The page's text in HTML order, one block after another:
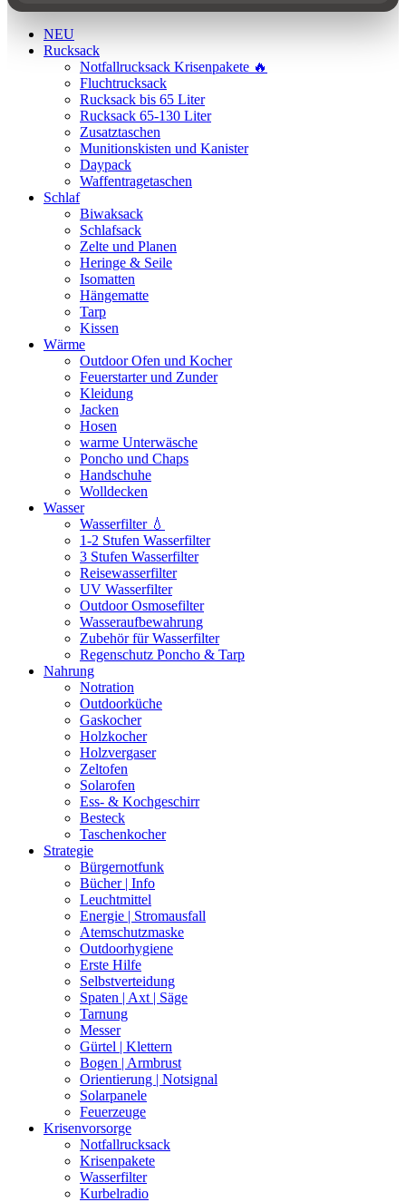
NEU
Rucksack
Notfallrucksack Krisenpakete 🔥
Fluchtrucksack
Rucksack bis 65 Liter
Rucksack 65-130 Liter
Zusatztaschen
Munitionskisten und Kanister
Daypack
Waffentragetaschen
Schlaf
Biwaksack
Schlafsack
Zelte und Planen
Heringe & Seile
Isomatten
Hängematte
Tarp
Kissen
Wärme
Outdoor Ofen und Kocher
Feuerstarter und Zunder
Kleidung
Jacken
Hosen
warme Unterwäsche
Poncho und Chaps
Handschuhe
Wolldecken
Wasser
Wasserfilter 💧
1-2 Stufen Wasserfilter
3 Stufen Wasserfilter
Reisewasserfilter
UV Wasserfilter
Outdoor Osmosefilter
Wasseraufbewahrung
Zubehör für Wasserfilter
Regenschutz Poncho & Tarp
Nahrung
Notration
Outdoorküche
Gaskocher
Holzkocher
Holzvergaser
Zeltofen
Solarofen
Ess- & Kochgeschirr
Besteck
Taschenkocher
Strategie
Bürgernotfunk
Bücher | Info
Leuchtmittel
Energie | Stromausfall
Atemschutzmaske
Outdoorhygiene
Erste Hilfe
Selbstverteidung
Spaten | Axt | Säge
Tarnung
Messer
Gürtel | Klettern
Bogen | Armbrust
Orientierung | Notsignal
Solarpanele
Feuerzeuge
Krisenvorsorge
Notfallrucksack
Krisenpakete
Wasserfilter
Kurbelradio